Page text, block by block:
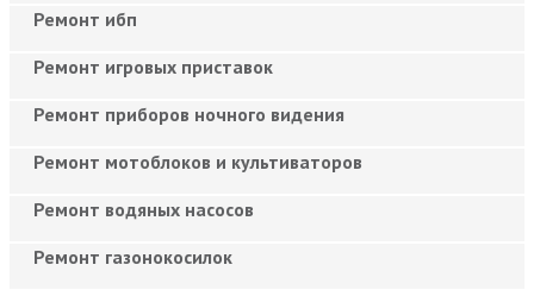
Ремонт ибп
Ремонт игровых приставок
Ремонт приборов ночного видения
Ремонт мотоблоков и культиваторов
Ремонт водяных насосов
Ремонт газонокосилок